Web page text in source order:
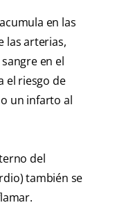
en las
las arterias,
en el
el riesgo de
un infarto al
del
también se